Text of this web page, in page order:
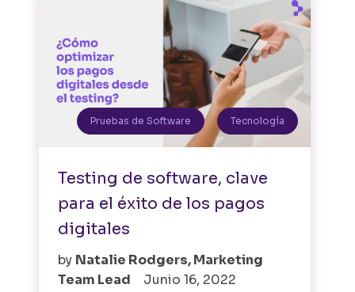
Pruebas de Software Tecnología
Testing de software, clave
para el éxito de los pagos
digitales
by Natalie Rodgers, Marketing
Team Lead
Junio 16, 2022